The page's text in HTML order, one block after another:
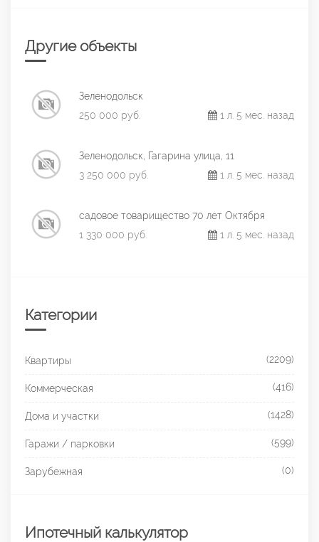
Другие объекты
Зеленодольск
250 000 руб.
1 л. 5 мес. назад
Зеленодольск, Гагарина улица, 11
3 250 000 руб.
1 л. 5 мес. назад
садовое товарищество 70 лет Октября
1 330 000 руб.
1 л. 5 мес. назад
Категории
Квартиры (2209)
Коммерческая (416)
Дома и участки (1428)
Гаражи / парковки (599)
Зарубежная (0)
Ипотечный калькулятор